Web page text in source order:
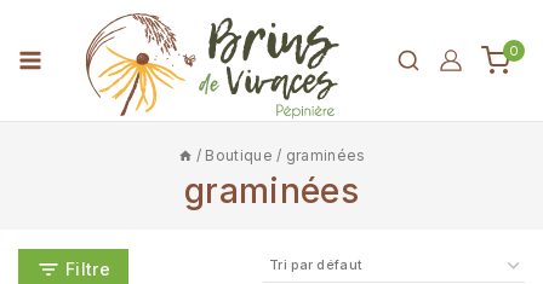
0
/ Boutique / graminées
graminées
Filtre